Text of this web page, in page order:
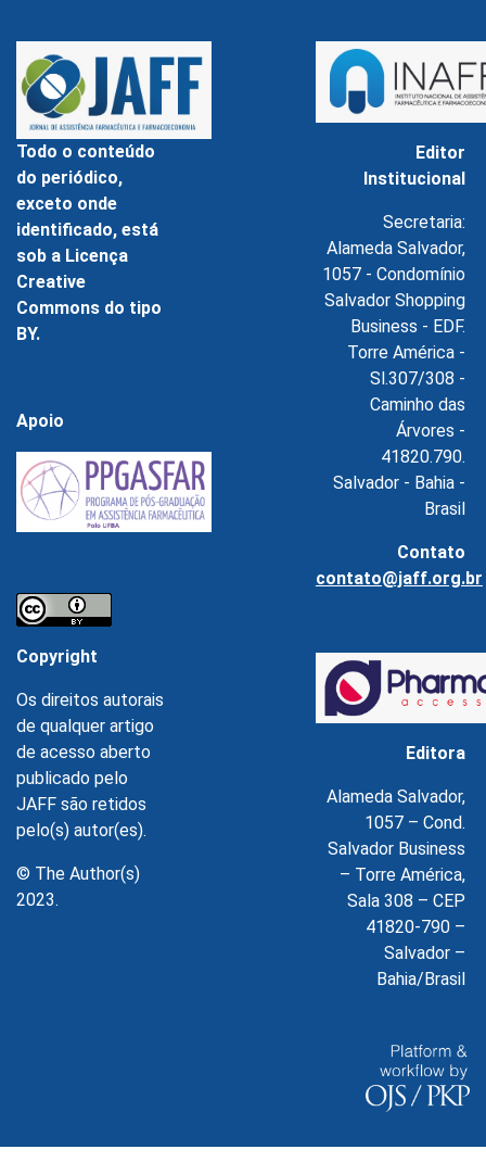
Todo o conteúdo
do periódico,
exceto onde
identificado, está
sob a Licença
Creative
Commons do tipo
BY.
Apoio
Copyright
Os direitos autorais
de qualquer artigo
de acesso aberto
publicado pelo
JAFF são retidos
pelo(s) autor(es).
© The Author(s)
2023.
Editor
Institucional
Secretaria:
Alameda Salvador,
1057 - Condomínio
Salvador Shopping
Business - EDF.
Torre América -
Sl.307/308 -
Caminho das
Árvores -
41820.790.
Salvador - Bahia -
Brasil
Contato
contato@jaff.org.br
Editora
Alameda Salvador,
1057 – Cond.
Salvador Business
– Torre América,
Sala 308 – CEP
41820-790 –
Salvador –
Bahia/Brasil